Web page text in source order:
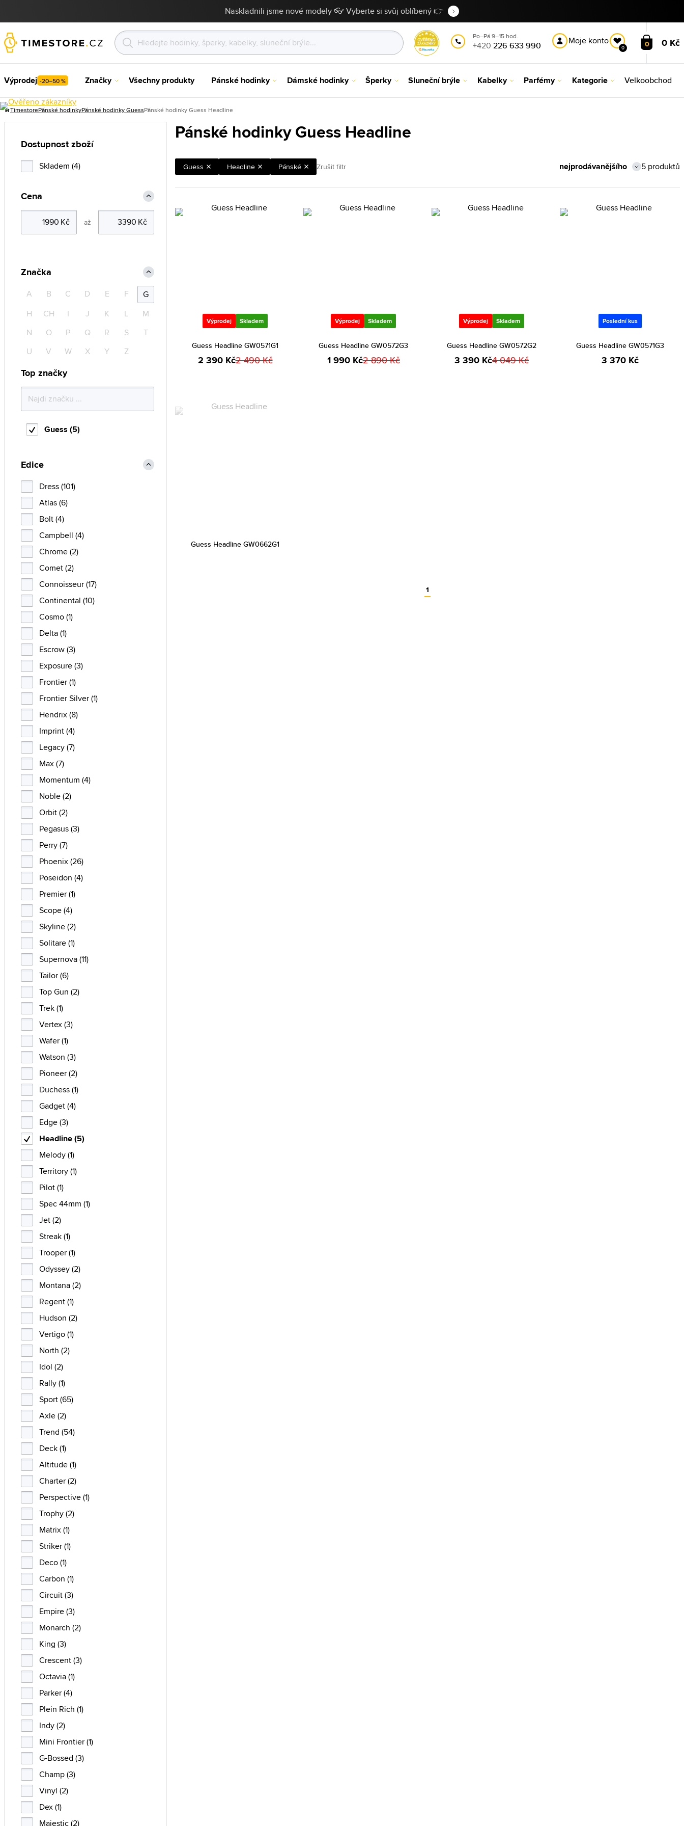
Naskladnili jsme nové modely 👓 Vyberte si svůj oblíbený 👉
Po–Pá 9–15 hod.
+420 226 633 990 Moje konto
0 0 0 Kč
Výprodej -20–50 % Značky Všechny produkty Pánské hodinky Dámské hodinky Šperky Sluneční brýle Kabelky Parfémy Kategorie Velkoobchod
TimestorePánské hodinkyPánské hodinky GuessPánské hodinky Guess Headline
Pánské hodinky Guess Headline
Guess Headline Pánské Zrušit filtr 5 produktů
Výprodej Skladem
Guess Headline GW0571G1
2 390 Kč2 490 Kč
Výprodej Skladem
Guess Headline GW0572G3
1 990 Kč2 890 Kč
Výprodej Skladem
Guess Headline GW0572G2
3 390 Kč4 049 Kč
Poslední kus
Guess Headline GW0571G3
3 370 Kč
Guess Headline GW0662G1
1
Dostupnost zboží
Skladem (4)
Cena
až
Značka
A B C D E F
G
H
CH I J K L
M
N
O P Q R S
T
U
V W X Y Z
Top značky
Guess (5)
Edice
Dress (101)
Atlas (6)
Bolt (4)
Campbell (4)
Chrome (2)
Comet (2)
Connoisseur (17)
Continental (10)
Cosmo (1)
Delta (1)
Escrow (3)
Exposure (3)
Frontier (1)
Frontier Silver (1)
Hendrix (8)
Imprint (4)
Legacy (7)
Max (7)
Momentum (4)
Noble (2)
Orbit (2)
Pegasus (3)
Perry (7)
Phoenix (26)
Poseidon (4)
Premier (1)
Scope (4)
Skyline (2)
Solitare (1)
Supernova (11)
Tailor (6)
Top Gun (2)
Trek (1)
Vertex (3)
Wafer (1)
Watson (3)
Pioneer (2)
Duchess (1)
Gadget (4)
Edge (3)
Headline (5)
Melody (1)
Territory (1)
Pilot (1)
Spec 44mm (1)
Jet (2)
Streak (1)
Trooper (1)
Odyssey (2)
Montana (2)
Regent (1)
Hudson (2)
Vertigo (1)
North (2)
Idol (2)
Rally (1)
Sport (65)
Axle (2)
Trend (54)
Deck (1)
Altitude (1)
Charter (2)
Perspective (1)
Trophy (2)
Matrix (1)
Striker (1)
Deco (1)
Carbon (1)
Circuit (3)
Empire (3)
Monarch (2)
King (3)
Crescent (3)
Octavia (1)
Parker (4)
Plein Rich (1)
Indy (2)
Mini Frontier (1)
G-Bossed (3)
Champ (3)
Vinyl (2)
Dex (1)
Majestic (2)